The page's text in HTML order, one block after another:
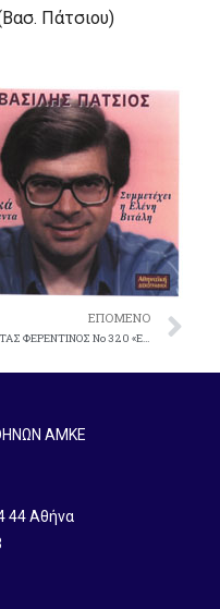
Πάτσιου)
ΕΠΌΜΕΝΟ
KΩΣTAΣ ΦEPENTINOΣ No 320 «EΣY ME ΦTIAXNEIΣ MATIA MOY»
ΑΜΚΕ
44 Αθήνα